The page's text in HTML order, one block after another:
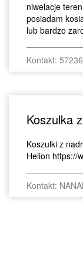
niwelacje
posiadam
lub bardzo
Kontakt:
Koszulka
Koszulki z
Helion https://
Kontakt: